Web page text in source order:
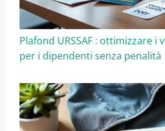
Plafond URSSAF : ottimizzare i
per i dipendenti senza penalità